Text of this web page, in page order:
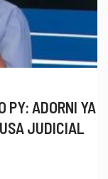
PY: ADORNI YA
JUDICIAL